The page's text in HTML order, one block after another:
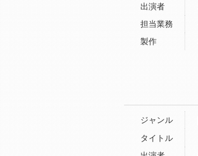
出演者
担当業務
製作
ジャンル
タイトル